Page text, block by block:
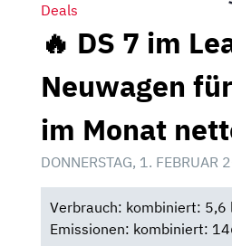
Deals
🔥 DS 7 im
Neuwagen
im Monat
DONNERSTAG, 1.
Verbrauch: kombiniert: 5,6
Emissionen: kombiniert: